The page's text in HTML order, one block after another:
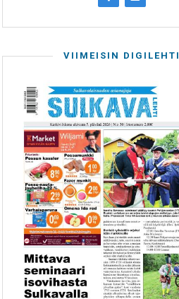
VIIMEISIN DIGILEHTI